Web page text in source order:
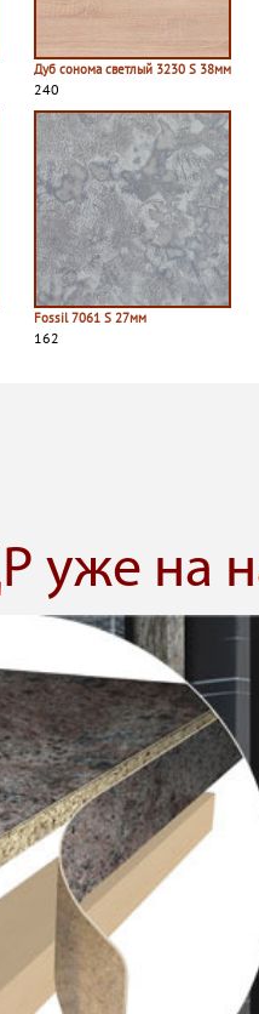
Дуб сонома светлый 3230 S 38мм
240
Fossil 7061 S 27мм
162
уже на